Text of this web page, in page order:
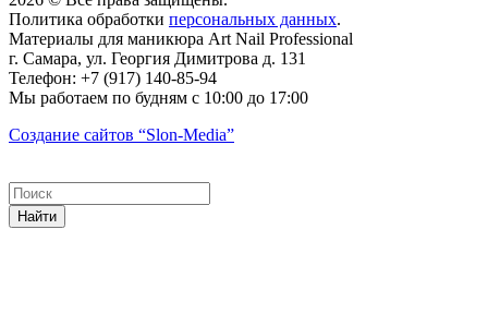
Политика обработки персональных данных.
Материалы для маникюра Art Nail Professional
г. Самара, ул. Георгия Димитрова д. 131
Телефон: +7 (917) 140-85-94
Мы работаем по будням с 10:00 до 17:00
Создание сайтов “Slon-Media”
Найти